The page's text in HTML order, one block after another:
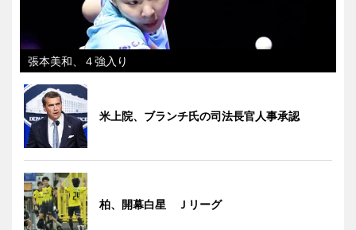
張本美和、４強入り
米上院、ブランチ氏の司法長官人事承認
柏、開幕白星 Ｊリーグ